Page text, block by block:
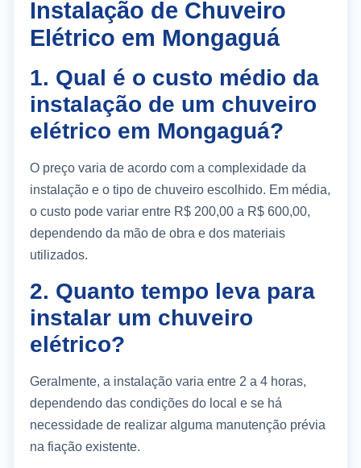
Instalação de Chuveiro
Elétrico em Mongaguá
1. Qual é o custo médio da
instalação de um chuveiro
elétrico em Mongaguá?
O preço varia de acordo com a complexidade da
instalação e o tipo de chuveiro escolhido. Em média,
o custo pode variar entre R$ 200,00 a R$ 600,00,
dependendo da mão de obra e dos materiais
utilizados.
2. Quanto tempo leva para
instalar um chuveiro
elétrico?
Geralmente, a instalação varia entre 2 a 4 horas,
dependendo das condições do local e se há
necessidade de realizar alguma manutenção prévia
na fiação existente.